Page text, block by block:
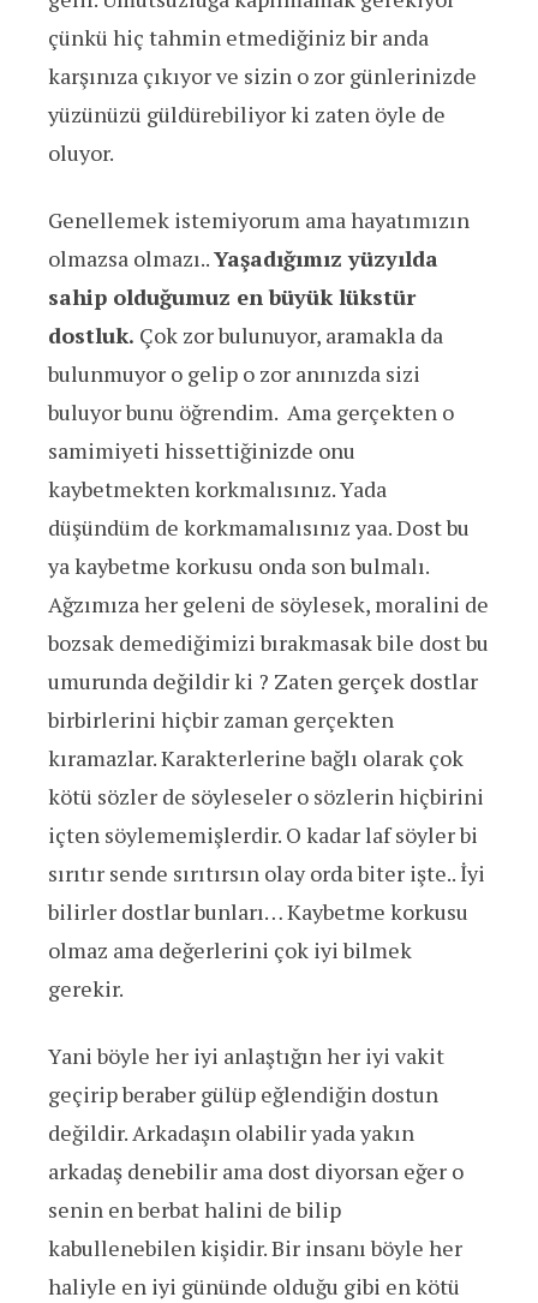
çünkü hiç tahmin etmediğiniz bir anda
karşınıza çıkıyor ve sizin o zor günlerinizde
yüzünüzü güldürebiliyor ki zaten öyle de
oluyor.
Genellemek istemiyorum ama hayatımızın
olmazsa olmazı..Yaşadığımız yüzyılda
sahip olduğumuz en büyük lükstür
dostluk. Çok zor bulunuyor, aramakla da
bulunmuyor o gelip o zor anınızda sizi
buluyor bunu öğrendim. Ama gerçekten o
samimiyeti hissettiğinizde onu
kaybetmekten korkmalısınız. Yada
düşündüm de korkmamalısınız yaa. Dost bu
ya kaybetme korkusu onda son bulmalı.
Ağzımıza her geleni de söylesek, moralini de
bozsak demediğimizi bırakmasak bile dost bu
umurunda değildir ki ? Zaten gerçek dostlar
birbirlerini hiçbir zaman gerçekten
kıramazlar. Karakterlerine bağlı olarak çok
kötü sözler de söyleseler o sözlerin hiçbirini
içten söylememişlerdir. O kadar laf söyler bi
sırıtır sende sırıtırsın olay orda biter işte.. İyi
bilirler dostlar bunları… Kaybetme korkusu
olmaz ama değerlerini çok iyi bilmek
gerekir.
Yani böyle her iyi anlaştığın her iyi vakit
geçirip beraber gülüp eğlendiğin dostun
değildir. Arkadaşın olabilir yada yakın
arkadaş denebilir ama dost diyorsan eğer o
senin en berbat halini de bilip
kabullenebilen kişidir. Bir insanı böyle her
haliyle en iyi gününde olduğu gibi en kötü